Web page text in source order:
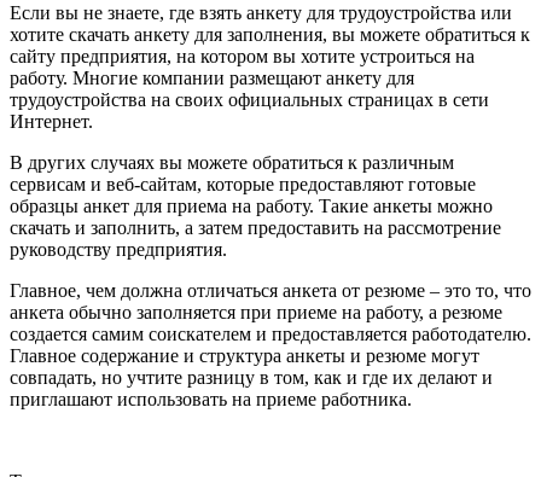
Если вы не знаете, где взять анкету для трудоустройства или
хотите скачать анкету для заполнения, вы можете обратиться к
сайту предприятия, на котором вы хотите устроиться на
работу. Многие компании размещают анкету для
трудоустройства на своих официальных страницах в сети
Интернет.
В других случаях вы можете обратиться к различным
сервисам и веб-сайтам, которые предоставляют готовые
образцы анкет для приема на работу. Такие анкеты можно
скачать и заполнить, а затем предоставить на рассмотрение
руководству предприятия.
Главное, чем должна отличаться анкета от резюме – это то, что
анкета обычно заполняется при приеме на работу, а резюме
создается самим соискателем и предоставляется работодателю.
Главное содержание и структура анкеты и резюме могут
совпадать, но учтите разницу в том, как и где их делают и
приглашают использовать на приеме работника.